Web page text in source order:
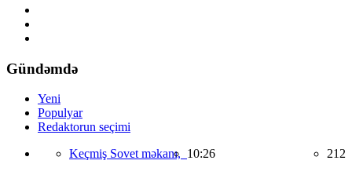
Gündəmdə
Yeni
Populyar
Redaktorun seçimi
Keçmiş Sovet məkanı, 10:26 212